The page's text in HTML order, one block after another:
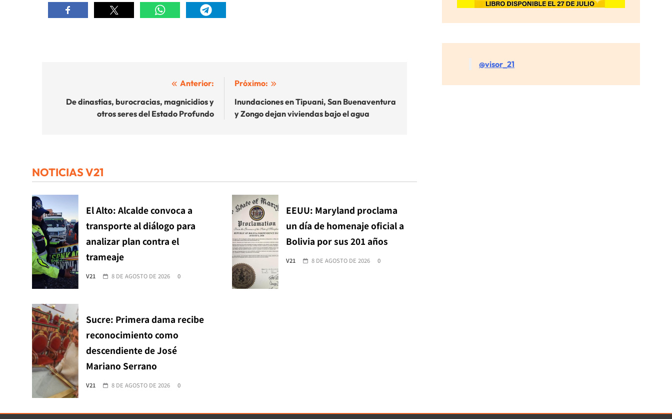
entradas
Anterior:
De dinastías, burocracias, magnicidios y
otros seres del Estado Profundo
Próximo:
Inundaciones en Tipuani, San Buenaventura
y Zongo dejan viviendas bajo el agua
NOTICIAS V21
El Alto: Alcalde convoca a
transporte al diálogo para
analizar plan contra el
trameaje
V21 8 DE AGOSTO DE 2026 0
EEUU: Maryland proclama
un día de homenaje oficial a
Bolivia por sus 201 años
V21 8 DE AGOSTO DE 2026 0
Sucre: Primera dama recibe
reconocimiento como
descendiente de José
Mariano Serrano
V21 8 DE AGOSTO DE 2026 0
@visor_21